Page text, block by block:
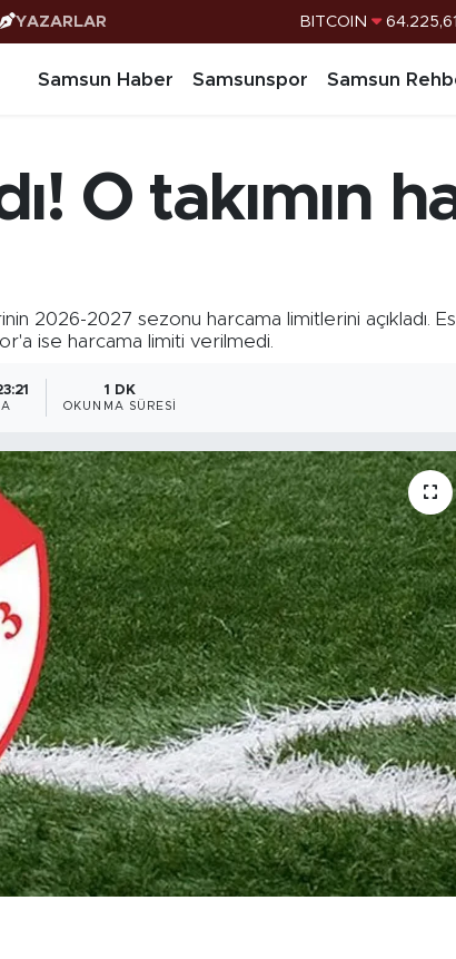
YAZARLAR DOLAR
BİST100
BITCOIN
Samsun Haber Samsunspor Samsun
O takımın
2026-2027 sezonu harcama limitlerini açıkladı.
ise harcama limiti verilmedi.
1 DK
OKUNMA SÜRESI